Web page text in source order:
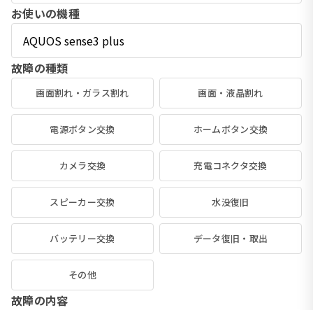
お使いの機種
故障の種類
画面割れ・ガラス割れ 画面・液晶割れ
電源ボタン交換 ホームボタン交換
カメラ交換 充電コネクタ交換
スピーカー交換 水没復旧
バッテリー交換 データ復旧・取出
その他
故障の内容